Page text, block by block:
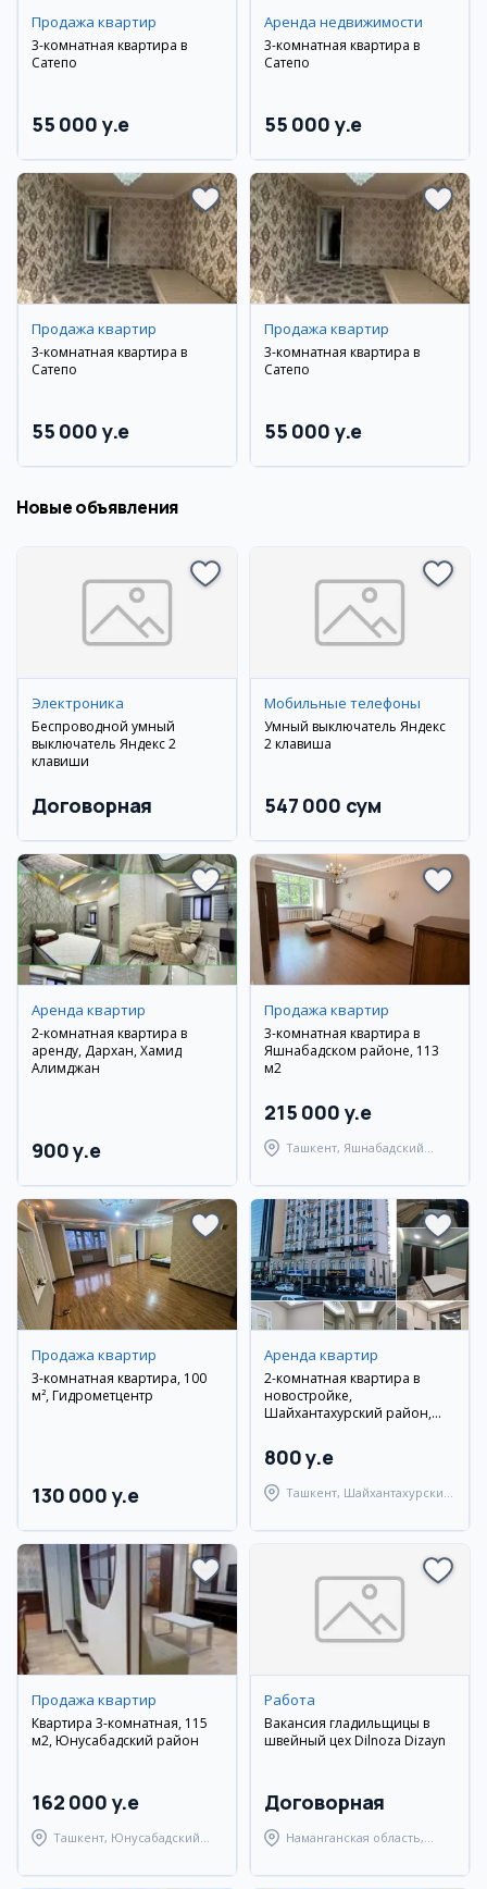
Продажа квартир
3-комнатная квартира в
Сатепо
55 000 y.e
Аренда недвижимости
3-комнатная квартира в
Сатепо
55 000 y.e
Продажа квартир
3-комнатная квартира в
Сатепо
55 000 y.e
Продажа квартир
3-комнатная квартира в
Сатепо
55 000 y.e
Новые объявления
Электроника
Беспроводной умный
выключатель Яндекс 2
клавиши
Договорная
Мобильные телефоны
Умный выключатель Яндекс
2 клавиша
547 000 сум
Аренда квартир
2-комнатная квартира в
аренду, Дархан, Хамид
Алимджан
900 y.e
Продажа квартир
3-комнатная квартира в
Яшнабадском районе, 113
м2
215 000 y.e
Ташкент, Яшнабадский
Продажа квартир
3-комнатная квартира, 100
м², Гидрометцентр
130 000 y.e
Аренда квартир
2-комнатная квартира в
новостройке,
Шайхантахурский район,
800 y.e
Ташкент, Шайхантахурский
Продажа квартир
Квартира 3-комнатная, 115
м2, Юнусабадский район
162 000 y.e
Ташкент, Юнусабадский
Работа
Вакансия гладильщицы в
швейный цех Dilnoza Dizayn
Договорная
Наманганская область,